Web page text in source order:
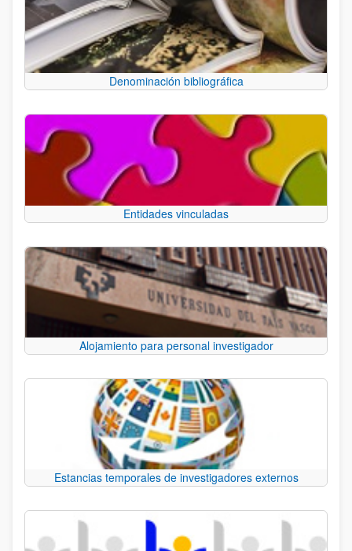
Denominación bibliográfica
Entidades vinculadas
Alojamiento para personal investigador
Estancias temporales de investigadores externos